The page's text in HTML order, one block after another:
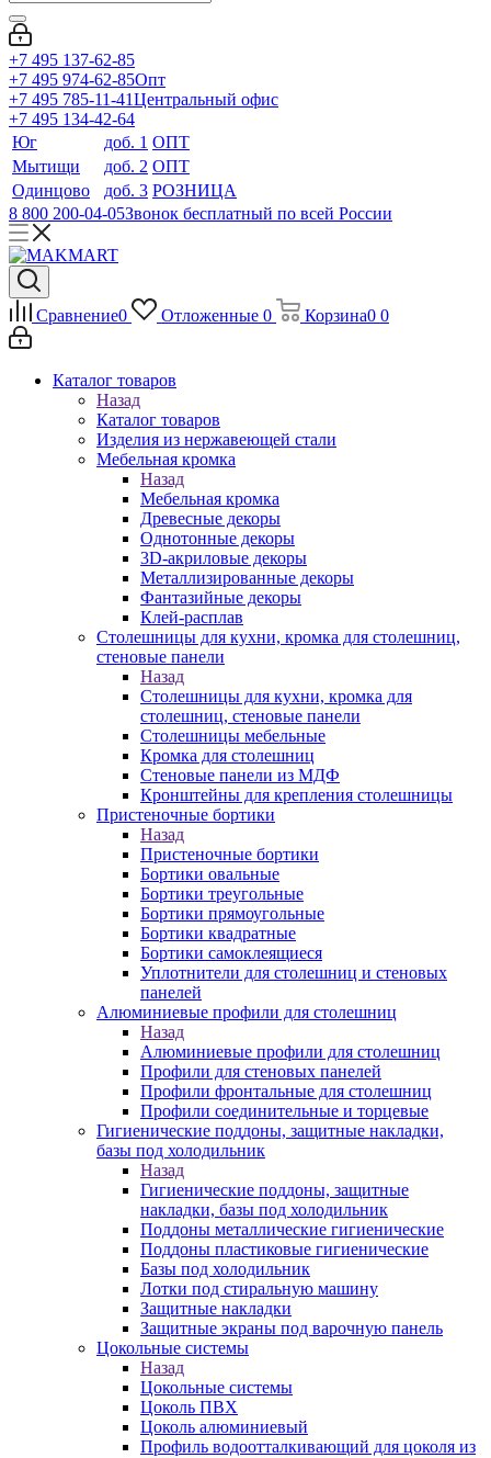
+7 495 137-62-85
+7 495 974-62-85Опт
+7 495 785-11-41Центральный офис
+7 495 134-42-64
Юг
доб. 1 ОПТ
Мытищи
доб. 2 ОПТ
Одинцово
доб. 3 РОЗНИЦА
8 800 200-04-05Звонок бесплатный по всей России
Сравнение0 Отложенные 0 Корзина0 0
Каталог товаров
Назад
Каталог товаров
Изделия из нержавеющей стали
Мебельная кромка
Назад
Мебельная кромка
Древесные декоры
Однотонные декоры
3D-акриловые декоры
Металлизированные декоры
Фантазийные декоры
Клей-расплав
Столешницы для кухни, кромка для столешниц,
стеновые панели
Назад
Столешницы для кухни, кромка для
столешниц, стеновые панели
Столешницы мебельные
Кромка для столешниц
Стеновые панели из МДФ
Кронштейны для крепления столешницы
Пристеночные бортики
Назад
Пристеночные бортики
Бортики овальные
Бортики треугольные
Бортики прямоугольные
Бортики квадратные
Бортики самоклеящиеся
Уплотнители для столешниц и стеновых
панелей
Алюминиевые профили для столешниц
Назад
Алюминиевые профили для столешниц
Профили для стеновых панелей
Профили фронтальные для столешниц
Профили соединительные и торцевые
Гигиенические поддоны, защитные накладки,
базы под холодильник
Назад
Гигиенические поддоны, защитные
накладки, базы под холодильник
Поддоны металлические гигиенические
Поддоны пластиковые гигиенические
Базы под холодильник
Лотки под стиральную машину
Защитные накладки
Защитные экраны под варочную панель
Цокольные системы
Назад
Цокольные системы
Цоколь ПВХ
Цоколь алюминиевый
Профиль водоотталкивающий для цоколя из